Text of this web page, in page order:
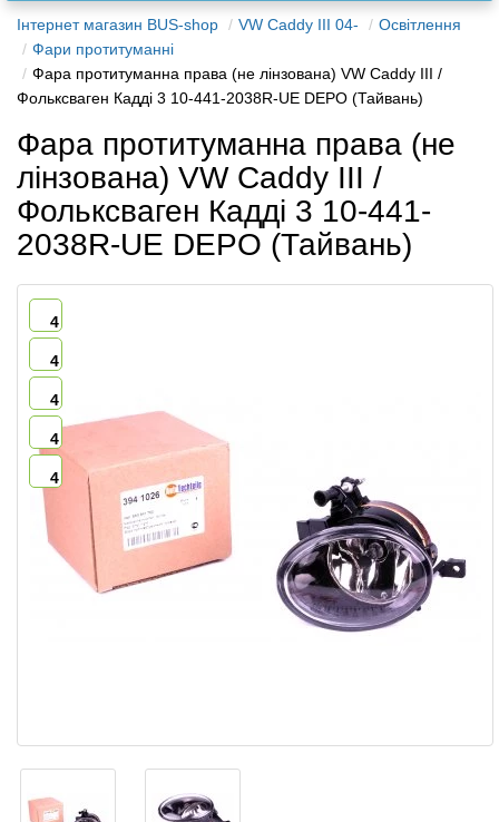
Інтернет магазин BUS-shop VW Caddy III 04-
Освітлення
Фари протитуманні
Фара протитуманна права (не лінзована) VW Caddy III /
Фольксваген Кадді 3 10-441-2038R-UE DEPO (Тайвань)
Фара протитуманна права (не
лінзована) VW Caddy III /
Фольксваген Кадді 3 10-441-
2038R-UE DEPO (Тайвань)
4
4
4
4
4